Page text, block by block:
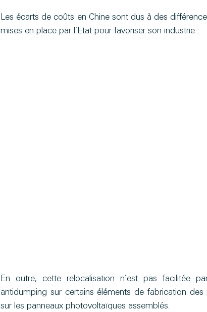
Les écarts de coûts en Chine sont dus à des
mises en place par l’Etat pour favoriser son industrie :
En outre, cette relocalisation n’est pas facilitée
antidumping sur certains éléments de fabrication
sur les panneaux photovoltaïques assemblés.